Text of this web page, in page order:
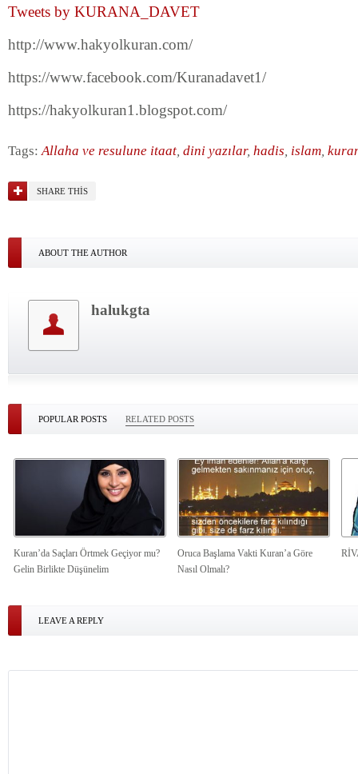
Tweets by KURANA_DAVET
http://www.hakyolkuran.com/
https://www.facebook.com/Kuranadavet1/
https://hakyolkuran1.blogspot.com/
Tags:Allaha ve resulune itaat, dini yazılar, hadis, islam,
SHARE THIS
ABOUT THE AUTHOR
halukgta
POPULAR POSTS RELATED POSTS
Kuran’da Saçları Örtmek Geçiyor mu?
Gelin Birlikte Düşünelim
Oruca Başlama Vakti Kuran’a Göre
Nasıl Olmalı?
LEAVE A REPLY